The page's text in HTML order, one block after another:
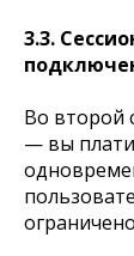
3.3.
Во второй
— вы